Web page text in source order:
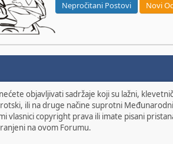
Nepročitani Postovi Novi
objavljivati sadržaje koji su lažni,
ili na druge načine suprotni
vlasnici copyright prava ili imate pisani
na ovom Forumu.